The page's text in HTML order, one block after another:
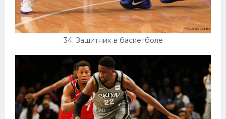
34. Защитник в баскетболе